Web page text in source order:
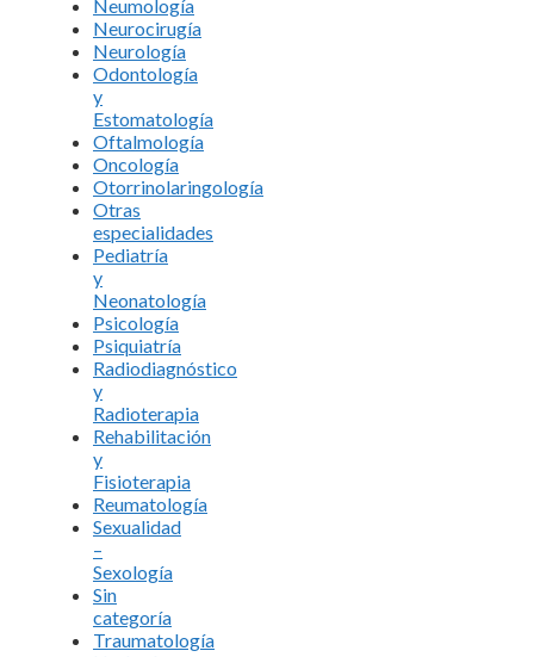
Neumología
Neurocirugía
Neurología
Odontología
y
Estomatología
Oftalmología
Oncología
Otorrinolaringología
Otras
especialidades
Pediatría
y
Neonatología
Psicología
Psiquiatría
Radiodiagnóstico
y
Radioterapia
Rehabilitación
y
Fisioterapia
Reumatología
Sexualidad
–
Sexología
Sin
categoría
Traumatología